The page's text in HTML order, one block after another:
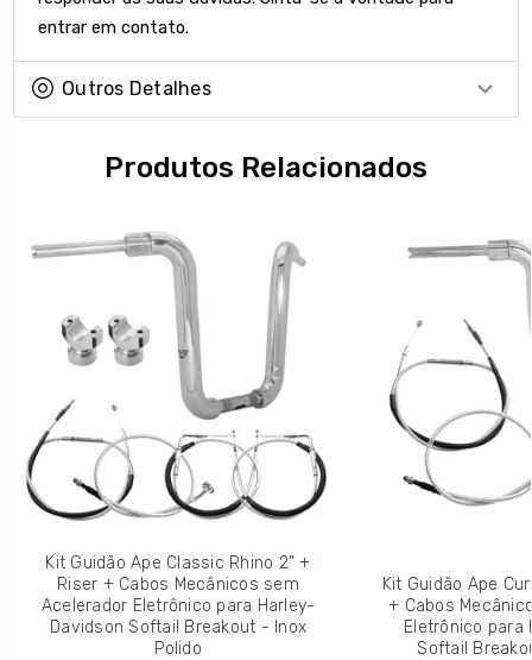
entrar em contato.
Outros Detalhes
Produtos Relacionados
Kit Guidão Ape Classic Rhino 2” +
Riser + Cabos Mecânicos sem
Acelerador Eletrônico para Harley-
Davidson Softail Breakout - Inox
Polido
Kit Guidão Ape
+ Cabos
Eletrônico para
Softail